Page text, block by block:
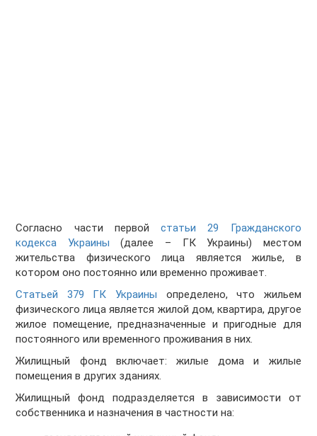
Согласно части первойстатьи 29 Гражданского
кодекса Украины (далее – ГК Украины) местом
жительства физического лица является жилье, в
котором оно постоянно или временно проживает.
Статьей 379 ГК Украины определено, что жильем
физического лица является жилой дом, квартира, другое
жилое помещение, предназначенные и пригодные для
постоянного или временного проживания в них.
Жилищный фонд включает: жилые дома и жилые
помещения в других зданиях.
Жилищный фонд подразделяется в зависимости от
собственника и назначения в частности на: